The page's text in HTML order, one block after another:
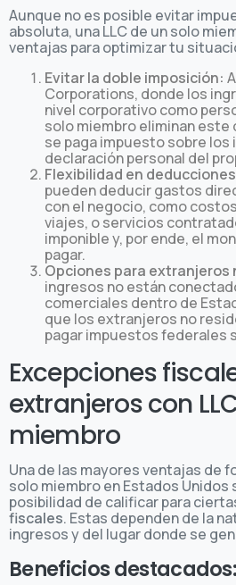
Aunque no es posible evitar
absoluta, una LLC de un solo
ventajas para optimizar tu
Evitar la doble imposición:
Corporations, donde los
nivel corporativo como
solo miembro eliminan este
se paga impuesto sobre los
declaración personal del
Flexibilidad en
pueden deducir gastos
con el negocio, como
viajes, o servicios
imponible y, por ende, el
pagar.
Opciones para extranjeros
ingresos no están
comerciales dentro de
que los extranjeros no
pagar impuestos federales
Excepciones
extranjeros con
miembro
Una de las mayores ventajas de
solo miembro en Estados
posibilidad de calificar para
fiscales. Estas dependen de la
ingresos y del lugar donde se
Beneficios destacados: